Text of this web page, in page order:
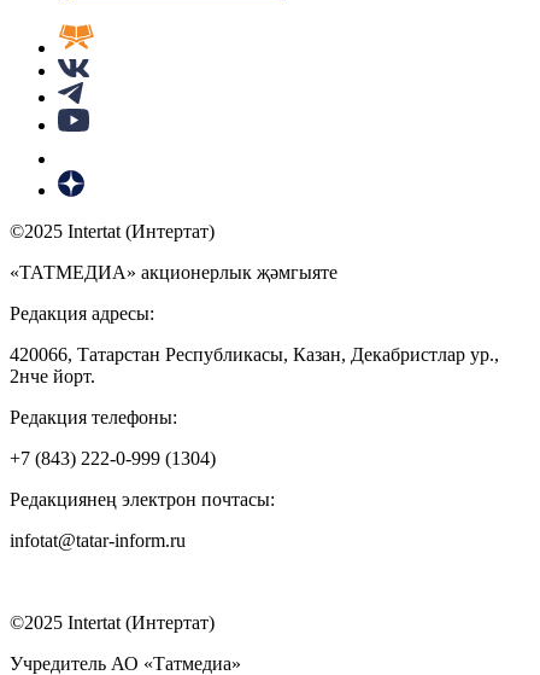
©2025 Intertat (Интертат)
«ТАТМЕДИА» акционерлык җәмгыяте
Редакция адресы:
420066, Татарстан Республикасы, Казан, Декабристлар ур.,
2нче йорт.
Редакция телефоны:
+7 (843) 222-0-999 (1304)
Редакциянең электрон почтасы:
infotat@tatar-inform.ru
©2025 Intertat (Интертат)
Учредитель АО «Татмедиа»